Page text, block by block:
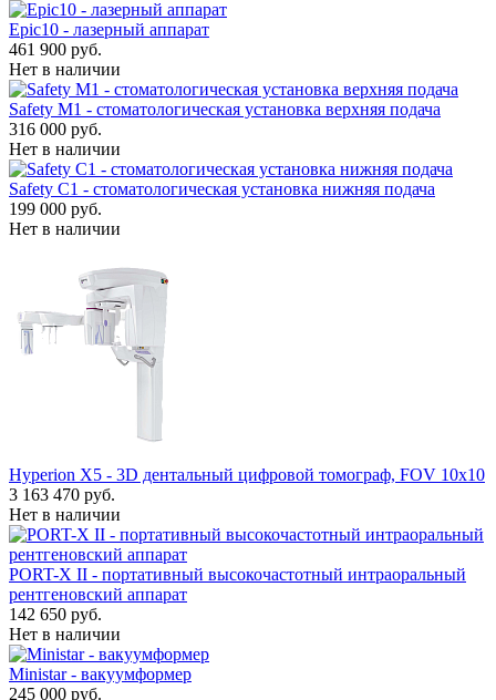
Epic10 - лазерный аппарат
461 900 руб.
Нет в наличии
Safety M1 - стоматологическая установка верхняя подача
316 000 руб.
Нет в наличии
Safety C1 - стоматологическая установка нижняя подача
199 000 руб.
Нет в наличии
Hyperion X5 - 3D дентальный цифровой томограф, FOV 10x10
3 163 470 руб.
Нет в наличии
PORT-X II - портативный высокочастотный интраоральный
рентгеновский аппарат
142 650 руб.
Нет в наличии
Ministar - вакуумформер
245 000 руб.